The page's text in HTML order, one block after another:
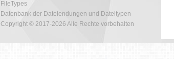
FileTypes
Datenbank der Dateiendungen und Dateitypen
Copyright © 2017-2026 Alle Rechte vorbehalten